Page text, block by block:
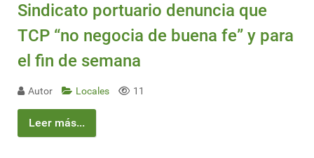
Sindicato portuario denuncia que
TCP “no negocia de buena fe” y para
el fin de semana
Autor Locales 11
Leer más...